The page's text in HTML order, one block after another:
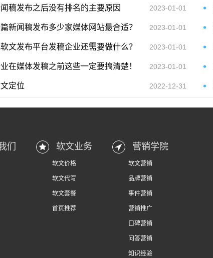
稿发布之后没有排名的主要原因 2023-01-01
新闻稿发布多少家媒体网站最合适？ 2023-01-01
文发布平台发稿企业还需要做什么？ 2023-01-01
在媒体发稿之前这些一定要搞清楚！ 2023-01-01
定位 2022-12-31
们 软文业务
软文价格
软文代写
软文套餐
首页推荐
营销学院
软文营销
品牌营销
事件营销
营销推广
口碑营销
问答营销
知识经验